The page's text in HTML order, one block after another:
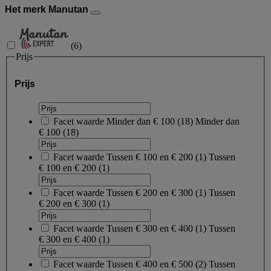
Het merk Manutan
(6)
Prijs
Prijs
Facet waarde Minder dan € 100 (18) Minder dan
€ 100 (18)
Facet waarde Tussen € 100 en € 200 (1) Tussen
€ 100 en € 200 (1)
Facet waarde Tussen € 200 en € 300 (1) Tussen
€ 200 en € 300 (1)
Facet waarde Tussen € 300 en € 400 (1) Tussen
€ 300 en € 400 (1)
Facet waarde Tussen € 400 en € 500 (2) Tussen